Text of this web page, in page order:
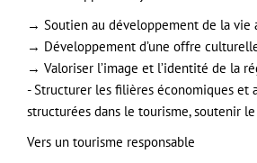
→ Soutien au développement de la vie
→ Développement d’une offre
→ Valoriser l’image et l’identité de la
- Structurer les filières économiques et
structurées dans le tourisme, soutenir
Vers un tourisme responsable